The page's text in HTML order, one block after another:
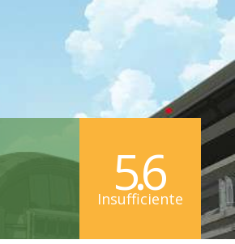
5.6
Insufficiente